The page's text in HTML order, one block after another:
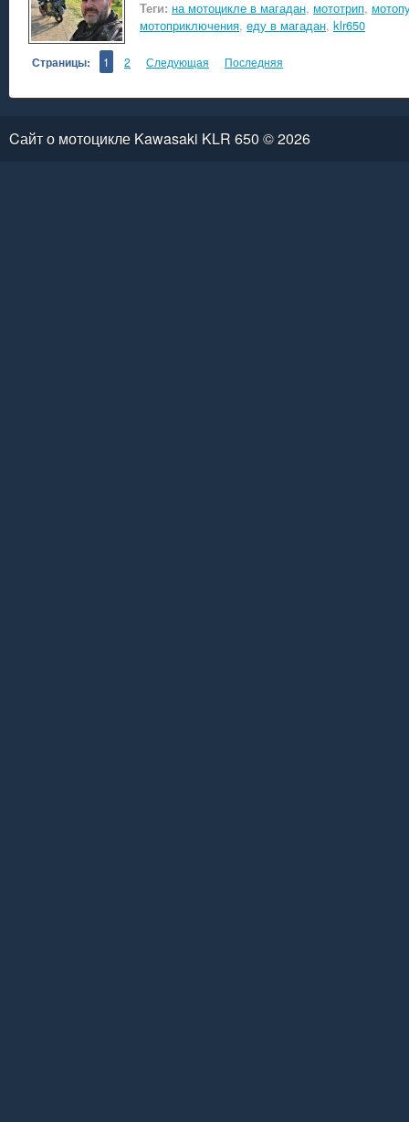
Теги: на мотоцикле в магадан, мототрип,
мотоприключения, еду в магадан, klr650
Страницы: 1 2 Следующая Последняя
Cайт о мотоцикле Kawasaki KLR 650 © 2026